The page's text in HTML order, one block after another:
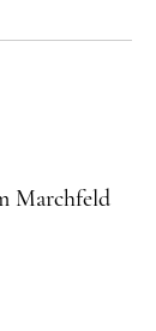
Marchfeld